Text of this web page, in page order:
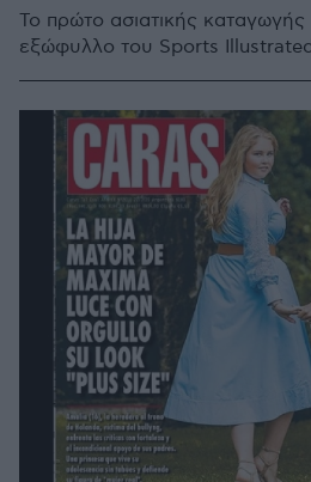
Το πρώτο ασιατικής
εξώφυλλο του Sports